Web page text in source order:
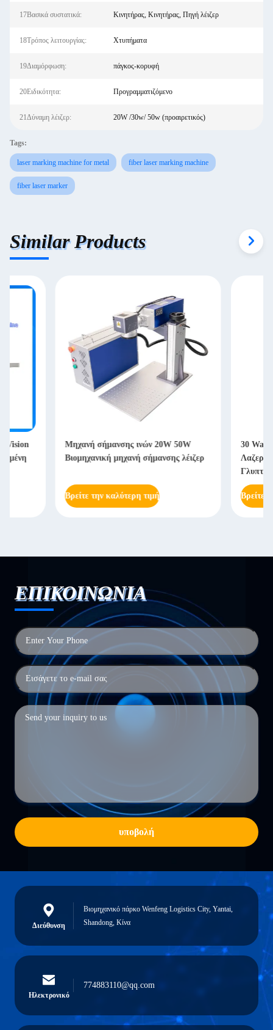
17Βασικά συστατικά: Κινητήρας, Κινητήρας, Πηγή λέιζερ
18Τρόπος λειτουργίας: Χτυπήματα
19Διαμόρφωση: πάγκος-κορυφή
20Ειδικότητα: Προγραμματιζόμενο
21Δύναμη λέιζερ: 20W /30w/ 50w (προαιρετικός)
Tags:
laser marking machine for metal fiber laser marking machine
fiber laser marker
Similar Products
Μηχανή σήμανσης ινών 20W 50W
Βιομηχανική μηχανή σήμανσης λέιζερ
Βρείτε την καλύτερη τιμή
30 Watt EZCAD
Λαζερική Μηχανή
Γλυπτική
Βρείτε την
ΕΠΙΚΟΙΝΩΝΙΑ
υποβολή
Διεύθυνση
Βιομηχανικό πάρκο Wenfeng Logistics City, Yantai,
Shandong, Κίνα
Ηλεκτρονικό
774883110@qq.com